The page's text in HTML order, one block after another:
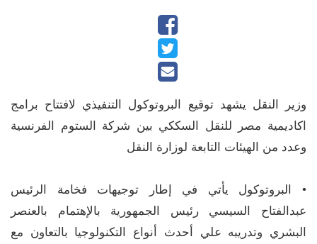
وزير النقل يشهد توقيع البروتوكول التنفيذي لافتتاح برامج
اكاديمية مصر للنقل السككي بين شركة الستوم الفرنسية
وعدد من الهيئات التابعة لوزارة النقل
• البروتوكول يأتي في إطار توجيهات فخامة الرئيس
عبدالفتاح السيسي رئيس الجمهورية بالإهتمام بالعنصر
البشري وتدريبه علي أحدث أنواع التكنولوجيا بالتعاون مع